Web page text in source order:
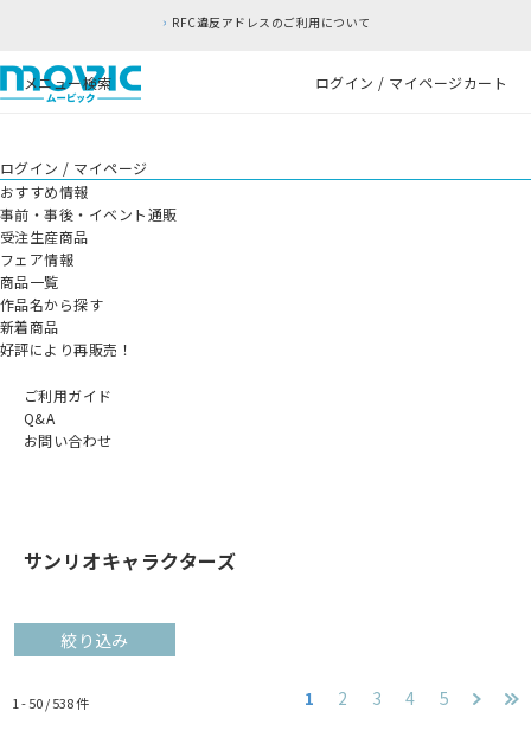
RFC違反アドレスのご利用について
メニュー検索 ログイン / マイページカート
ログイン / マイページ
おすすめ情報
事前・事後・イベント通販
受注生産商品
フェア情報
商品一覧
作品名から探す
新着商品
好評により再販売！
ご利用ガイド
Q&A
お問い合わせ
サンリオキャラクターズ
絞り込み
1 - 50 /538件 1 2 3 4 5